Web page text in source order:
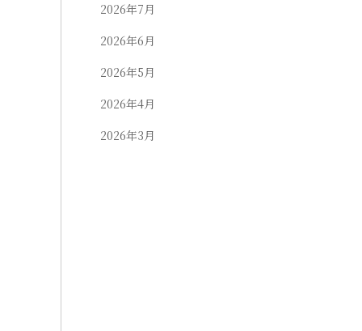
2026年7月
2026年6月
2026年5月
2026年4月
2026年3月